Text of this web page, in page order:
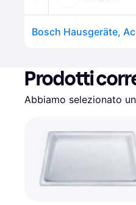
Bosch Hausgeräte,
Prodotti
Abbiamo selezionato